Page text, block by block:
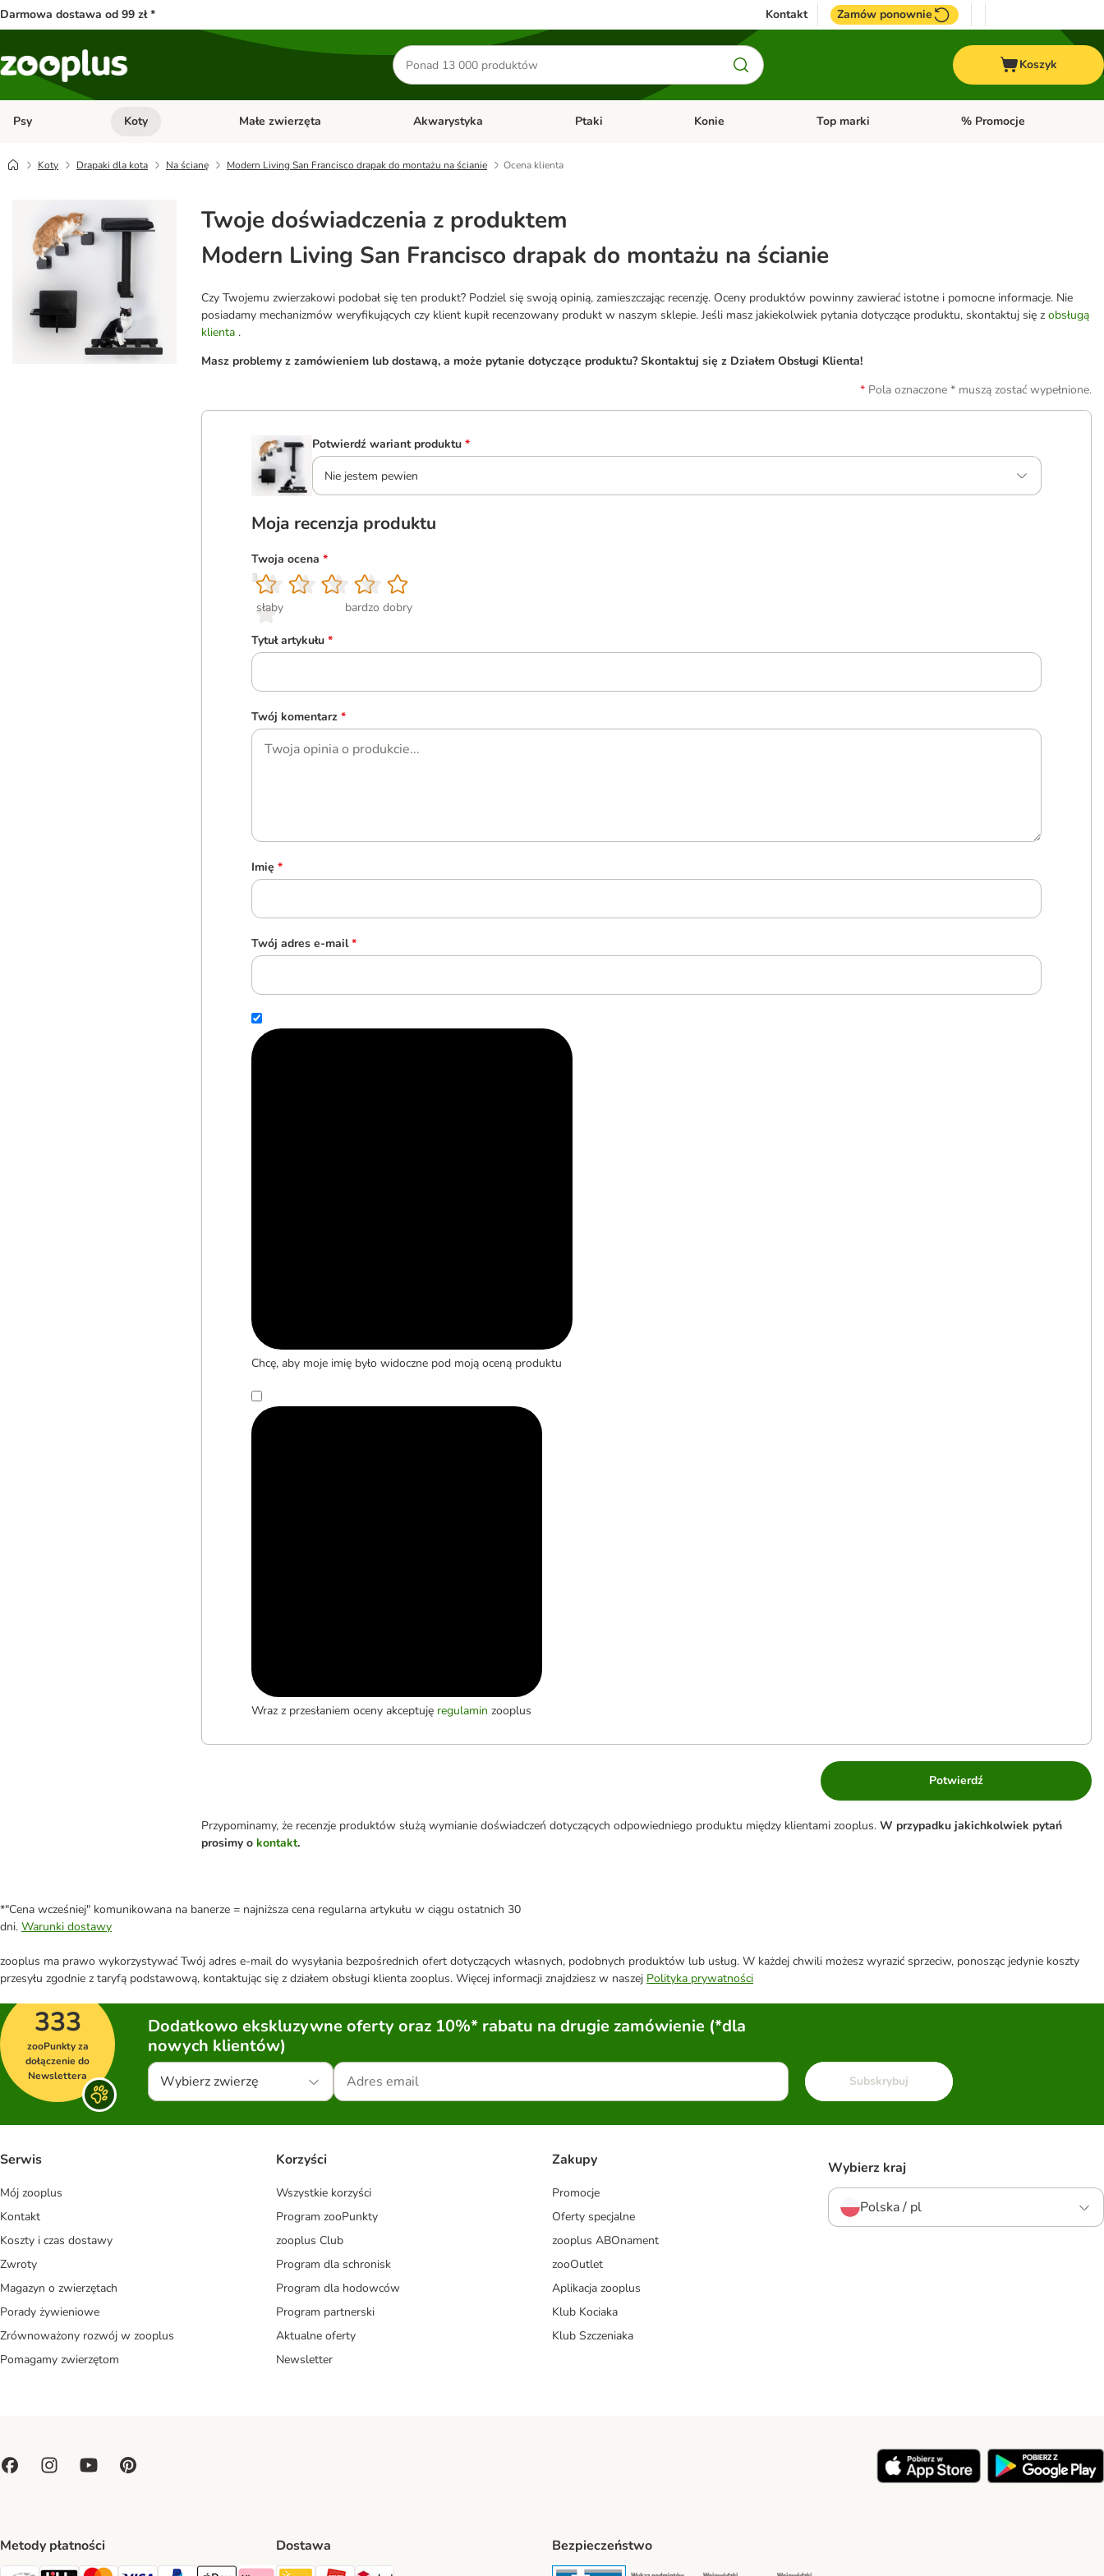
Darmowa dostawa od 99 zł * Kontakt Zamów ponownie
Szukaj
produktów
Koszyk
Psy Otwórz menu kategorii: Psy
Koty Otwórz menu kategorii: Koty
Małe zwierzęta Otwórz menu kategorii: Małe zwierzęta
Akwarystyka Otwórz menu kategorii: Akwarystyka
Ptaki Otwórz menu kategorii: Ptaki
Konie Otwórz menu kategorii: Konie
Top marki Otwórz menu kategorii: Top
% Promocje
Koty Drapaki dla kota Na ścianę Modern Living San Francisco drapak do montażu na ścianie Ocena klienta
Twoje doświadczenia z produktem
Modern Living San Francisco drapak do montażu na ścianie
Czy Twojemu zwierzakowi podobał się ten produkt? Podziel się swoją opinią, zamieszczając recenzję. Oceny produktów powinny zawierać istotne i pomocne informacje. Nie
posiadamy mechanizmów weryfikujących czy klient kupił recenzowany produkt w naszym sklepie. Jeśli masz jakiekolwiek pytania dotyczące produktu, skontaktuj się z obsługą
klienta .
Masz problemy z zamówieniem lub dostawą, a może pytanie dotyczące produktu? Skontaktuj się z Działem Obsługi Klienta!
Pola oznaczone * muszą zostać wypełnione.
Potwierdź wariant produktu *
Nie jestem pewien
Moja recenzja produktu
Twoja ocena *
1
słaby
2
3
4
5
bardzo dobry
Tytuł artykułu *
Twój komentarz *
Imię *
Twój adres e-mail *
Chcę, aby moje imię było widoczne pod moją oceną produktu
Wraz z przesłaniem oceny akceptuję regulamin zooplus
Potwierdź
Przypominamy, że recenzje produktów służą wymianie doświadczeń dotyczących odpowiedniego produktu między klientami zooplus. W przypadku jakichkolwiek pytań
prosimy o kontakt.
*"Cena wcześniej" komunikowana na banerze = najniższa cena regularna artykułu w ciągu ostatnich 30
dni. Warunki dostawy
zooplus ma prawo wykorzystywać Twój adres e-mail do wysyłania bezpośrednich ofert dotyczących własnych, podobnych produktów lub usług. W każdej chwili możesz wyrazić sprzeciw, ponosząc jedynie koszty
przesyłu zgodnie z taryfą podstawową, kontaktując się z działem obsługi klienta zooplus. Więcej informacji znajdziesz w naszej Polityka prywatności
333
zooPunkty za
dołączenie do
Newslettera
Dodatkowo ekskluzywne oferty oraz 10%* rabatu na drugie zamówienie (*dla
nowych klientów)
Wybierz zwierzę Subskrybuj
Serwis
Mój zooplus
Kontakt
Koszty i czas dostawy
Zwroty
Magazyn o zwierzętach
Porady żywieniowe
Zrównoważony rozwój w zooplus
Pomagamy zwierzętom
Korzyści
Wszystkie korzyści
Program zooPunkty
zooplus Club
Program dla schronisk
Program dla hodowców
Program partnerski
Aktualne oferty
Newsletter
Zakupy
Promocje
Oferty specjalne
zooplus ABOnament
zooOutlet
Aplikacja zooplus
Klub Kociaka
Klub Szczeniaka
Wybierz kraj
Polska / pl
Metody płatności Dostawa
Paczkomat® Shipping Method
ORLEN Paczka Shipping Method
Bezpieczeństwo
Security Security Security